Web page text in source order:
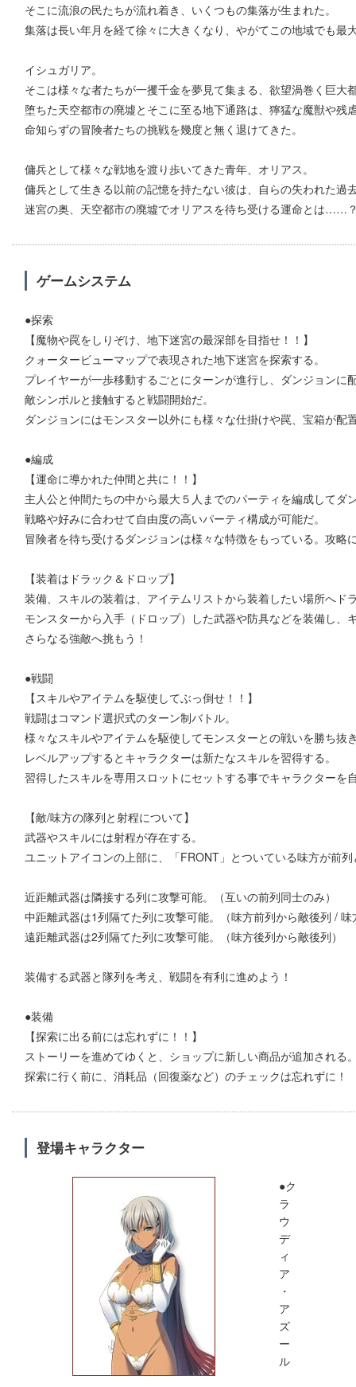
そこに流浪の民たちが流れ着き、いくつもの集落が生まれた。
集落は長い年月を経て徐々に大きくなり、やがてこの地域でも最
イシュガリア。
そこは様々な者たちが一攫千金を夢見て集まる、欲望渦巻く巨大
堕ちた天空都市の廃墟とそこに至る地下通路は、獰猛な魔獣や残
命知らずの冒険者たちの挑戦を幾度と無く退けてきた。
傭兵として様々な戦地を渡り歩いてきた青年、オリアス。
傭兵として生きる以前の記憶を持たない彼は、自らの失われた過
迷宮の奥、天空都市の廃墟でオリアスを待ち受ける運命とは……
ゲームシステム
●探索
【魔物や罠をしりぞけ、地下迷宮の最深部を目指せ！！】
クォータービューマップで表現された地下迷宮を探索する。
プレイヤーが一歩移動するごとにターンが進行し、ダンジョンに
敵シンボルと接触すると戦闘開始だ。
ダンジョンにはモンスター以外にも様々な仕掛けや罠、宝箱が配
●編成
【運命に導かれた仲間と共に！！】
主人公と仲間たちの中から最大５人までのパーティを編成してダ
戦略や好みに合わせて自由度の高いパーティ構成が可能だ。
冒険者を待ち受けるダンジョンは様々な特徴をもっている。攻略
【装着はドラック＆ドロップ】
装備、スキルの装着は、アイテムリストから装着したい場所へド
モンスターから入手（ドロップ）した武器や防具などを装備し、
さらなる強敵へ挑もう！
●戦闘
【スキルやアイテムを駆使してぶっ倒せ！！】
戦闘はコマンド選択式のターン制バトル。
様々なスキルやアイテムを駆使してモンスターとの戦いを勝ち抜
レベルアップするとキャラクターは新たなスキルを習得する。
習得したスキルを専用スロットにセットする事でキャラクターを
【敵/味方の隊列と射程について】
武器やスキルには射程が存在する。
ユニットアイコンの上部に、「FRONT」とついている味方が前
近距離武器は隣接する列に攻撃可能。（互いの前列同士のみ）
中距離武器は1列隔てた列に攻撃可能。（味方前列から敵後列 /
遠距離武器は2列隔てた列に攻撃可能。（味方後列から敵後列）
装備する武器と隊列を考え、戦闘を有利に進めよう！
●装備
【探索に出る前には忘れずに！！】
ストーリーを進めてゆくと、ショップに新しい商品が追加される
探索に行く前に、消耗品（回復薬など）のチェックは忘れずに！
登場キャラクター
●ク
ラ
ウ
デ
ィ
ア
・
ア
ズ
ー
ル